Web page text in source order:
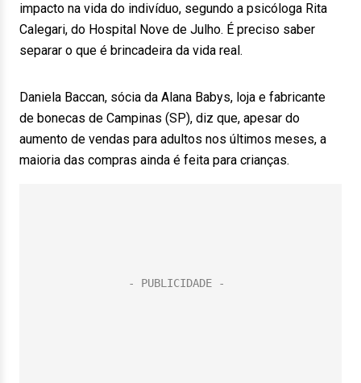
impacto na vida do indivíduo, segundo a psicóloga Rita
Calegari, do Hospital Nove de Julho. É preciso saber
separar o que é brincadeira da vida real.
Daniela Baccan, sócia da Alana Babys, loja e fabricante
de bonecas de Campinas (SP), diz que, apesar do
aumento de vendas para adultos nos últimos meses, a
maioria das compras ainda é feita para crianças.